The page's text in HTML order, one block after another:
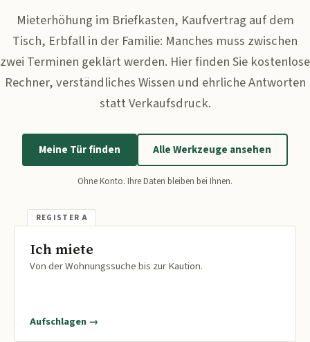
Mieterhöhung im Briefkasten, Kaufvertrag auf dem
Tisch, Erbfall in der Familie: Manches muss zwischen
zwei Terminen geklärt werden. Hier finden Sie kostenlose
Rechner, verständliches Wissen und ehrliche Antworten
statt Verkaufsdruck.
Meine Tür finden Alle Werkzeuge ansehen
Ohne Konto. Ihre Daten bleiben bei Ihnen.
Ich miete
Von der Wohnungssuche bis zur Kaution.
Aufschlagen →